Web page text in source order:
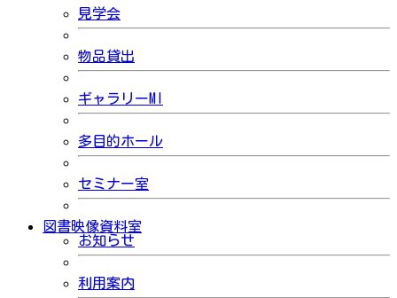
見学会
物品貸出
ギャラリーMI
多目的ホール
セミナー室
図書映像資料室
お知らせ
利用案内